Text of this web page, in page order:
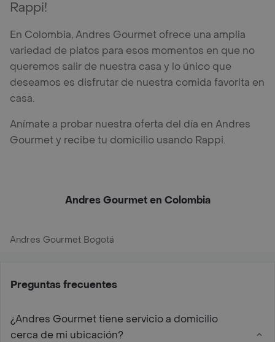
Rappi!
En Colombia, Andres Gourmet ofrece una amplia
variedad de platos para esos momentos en que no
queremos salir de nuestra casa y lo único que
deseamos es disfrutar de nuestra comida favorita en
casa.
Anímate a probar nuestra oferta del día en Andres
Gourmet y recibe tu domicilio usando Rappi.
Andres Gourmet en Colombia
Andres Gourmet Bogotá
Preguntas frecuentes
¿Andres Gourmet tiene servicio a domicilio
cerca de mi ubicación?